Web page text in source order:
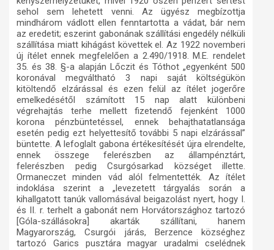
sehol sem lehetett venni. Az ügyész megbízottja
mindhárom vádlott ellen fenntartotta a vádat, bár nem
az eredetit; eszerint gabonának szállítási engedély nélküli
szállítása miatt kihágást követtek el. Az 1922 novemberi
új ítélet ennek megfelelően a 2.490/1918. M.E. rendelet
35. és 38. §-a alapján Lőczit és Tóthot „egyenként 500
koronával megváltható 3 napi saját költségükön
kitöltendő elzárással és ezen felül az ítélet jogerőre
emelkedésétől számított 15 nap alatt különbeni
végrehajtás terhe mellett fizetendő fejenként 1000
korona pénzbüntetéssel, ennek behajthatatlansága
esetén pedig ezt helyettesítő további 5 napi elzárással”
büntette. A lefoglalt gabona értékesítését újra elrendelte,
ennek összege felerészben az állampénztárt,
felerészben pedig Csurgósarkad községet illette.
Ormaneczet minden vád alól felmentették. Az ítélet
indoklása szerint a „levezetett tárgyalás során a
kihallgatott tanúk vallomásával beigazolást nyert, hogy I.
és II. r. terhelt a gabonát nem Horvátországhoz tartozó
[Góla-szállásokra] akarták szállítani, hanem
Magyarország, Csurgói járás, Berzence községhez
tartozó Garics pusztára magyar uradalmi cselédnek